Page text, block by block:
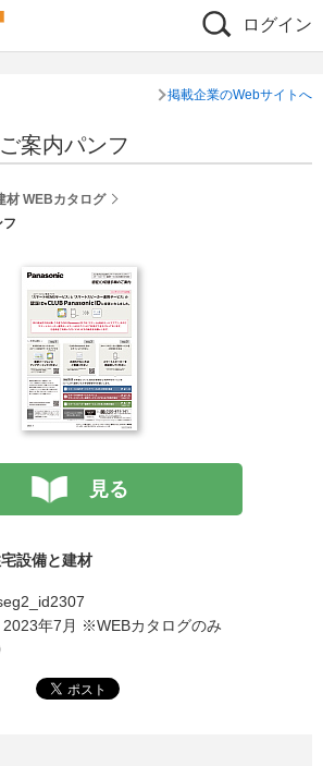
ログイン
掲載企業のWebサイトへ
案内パンフ
材 WEBカタログ
フ
見る
設備と建材
年7月 ※WEBカタログのみ